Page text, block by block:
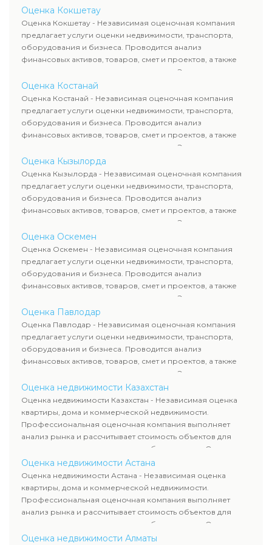
определяют рыночную стоимость имущества и
рассчитывают ущерб. Все отчеты соответствуют
требованиям законодательства и используются для
сделок, кредитования и судебных процессов.
Оценка Кокшетау
Оценка Кокшетау - Независимая оценочная компания
предлагает услуги оценки недвижимости, транспорта,
оборудования и бизнеса. Проводится анализ
финансовых активов, товаров, смет и проектов, а также
оценка животных и недропользования. Эксперты
определяют рыночную стоимость имущества и
рассчитывают ущерб. Все отчеты соответствуют
требованиям законодательства и используются для
сделок, кредитования и судебных процессов.
Оценка Костанай
Оценка Костанай - Независимая оценочная компания
предлагает услуги оценки недвижимости, транспорта,
оборудования и бизнеса. Проводится анализ
финансовых активов, товаров, смет и проектов, а также
оценка животных и недропользования. Эксперты
определяют рыночную стоимость имущества и
рассчитывают ущерб. Все отчеты соответствуют
требованиям законодательства и используются для
сделок, кредитования и судебных процессов.
Оценка Кызылорда
Оценка Кызылорда - Независимая оценочная компания
предлагает услуги оценки недвижимости, транспорта,
оборудования и бизнеса. Проводится анализ
финансовых активов, товаров, смет и проектов, а также
оценка животных и недропользования. Эксперты
определяют рыночную стоимость имущества и
рассчитывают ущерб. Все отчеты соответствуют
требованиям законодательства и используются для
сделок, кредитования и судебных процессов.
Оценка Оскемен
Оценка Оскемен - Независимая оценочная компания
предлагает услуги оценки недвижимости, транспорта,
оборудования и бизнеса. Проводится анализ
финансовых активов, товаров, смет и проектов, а также
оценка животных и недропользования. Эксперты
определяют рыночную стоимость имущества и
рассчитывают ущерб. Все отчеты соответствуют
требованиям законодательства и используются для
сделок, кредитования и судебных процессов.
Оценка Павлодар
Оценка Павлодар - Независимая оценочная компания
предлагает услуги оценки недвижимости, транспорта,
оборудования и бизнеса. Проводится анализ
финансовых активов, товаров, смет и проектов, а также
оценка животных и недропользования. Эксперты
определяют рыночную стоимость имущества и
рассчитывают ущерб. Все отчеты соответствуют
требованиям законодательства и используются для
сделок, кредитования и судебных процессов.
Оценка недвижимости Казахстан
Оценка недвижимости Казахстан - Независимая оценка
квартиры, дома и коммерческой недвижимости.
Профессиональная оценочная компания выполняет
анализ рынка и рассчитывает стоимость объектов для
продажи, ипотеки, аренды и судебных споров. Оценка
недвижимости включает современные методы и
гарантирует объективные результаты. Отчеты
используются для банков, судов и страховых компаний по
всему Казахстану.
Оценка недвижимости Астана
Оценка недвижимости Астана - Независимая оценка
квартиры, дома и коммерческой недвижимости.
Профессиональная оценочная компания выполняет
анализ рынка и рассчитывает стоимость объектов для
продажи, ипотеки, аренды и судебных споров. Оценка
недвижимости включает современные методы и
Оценка недвижимости Алматы